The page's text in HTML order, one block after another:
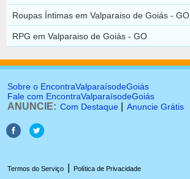
Roupas Íntimas em Valparaiso de Goiás - GO
RPG em Valparaiso de Goiás - GO
Sobre o EncontraValparaísodeGoiás
Fale com EncontraValparaísodeGoiás
ANUNCIE: Com Destaque Anuncie Grátis
Termos do Serviço Política de Privacidade